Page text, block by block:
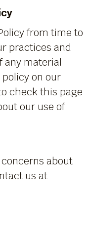
from time to
practices and
any material
on our
check this page
our use of
about
us at